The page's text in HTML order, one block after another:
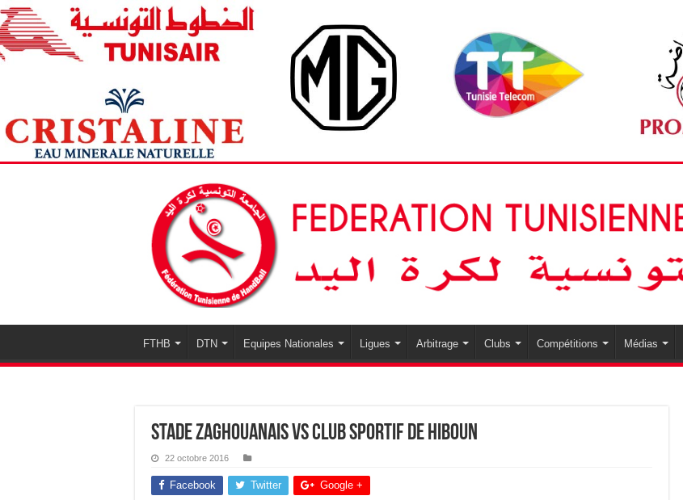
FTHB DTN Equipes Nationales Ligues Arbitrage Clubs Compétitions Médias
Stade Zaghouanais vs Club Sportif de Hiboun
22 octobre 2016
Facebook Twitter Google +